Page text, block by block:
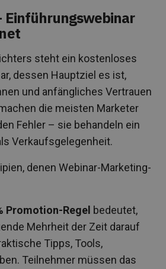
Einführungswebinar
steht ein kostenloses
dessen Hauptziel es ist,
und anfängliches Vertrauen
die meisten Marketer
Fehler – sie behandeln ein
Verkaufsgelegenheit.
denen Webinar-Marketing-
Promotion-Regel bedeutet,
Mehrheit der Zeit darauf
Tipps, Tools,
Teilnehmer müssen das